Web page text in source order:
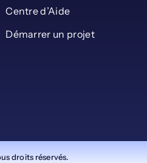
Centre d’Aide
Démarrer un projet
droits réservés.